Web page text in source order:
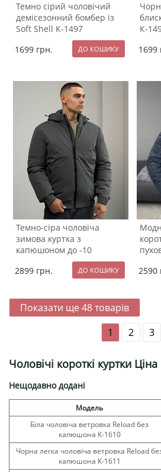
Темно сірий чоловічий
демісезонний бомбер із
Soft Shell К-1497
1699 грн.
К-
1699
Темно-сіра чоловіча
зимова куртка з
капюшоном до -10
градусів К-1524
2899 грн.
2590
Показати ще 48товарів
1
2 3
Чоловічі короткі куртки Ціна
Нещодавно додані
Модель
Біла чоловіча ветровка Reload без
капюшона К-1610
Чорна легка чоловіча ветровка Reload
капюшона К-1611